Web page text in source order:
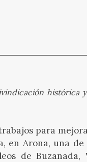
histórica
para
en Arona, una
de Buzanada,